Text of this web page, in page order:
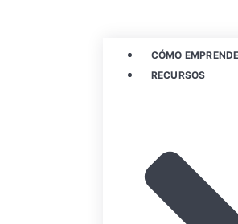
CÓMO
RECURSOS